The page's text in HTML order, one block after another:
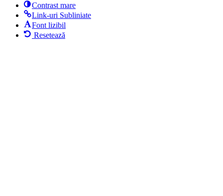
Contrast mare
Link-uri Subliniate
Font lizibil
Resetează